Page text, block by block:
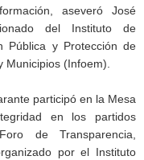
aseveró José
del Instituto de
Pública y Protección de
Municipios (Infoem).
participó en la Mesa
en los partidos
de Transparencia,
por el Instituto